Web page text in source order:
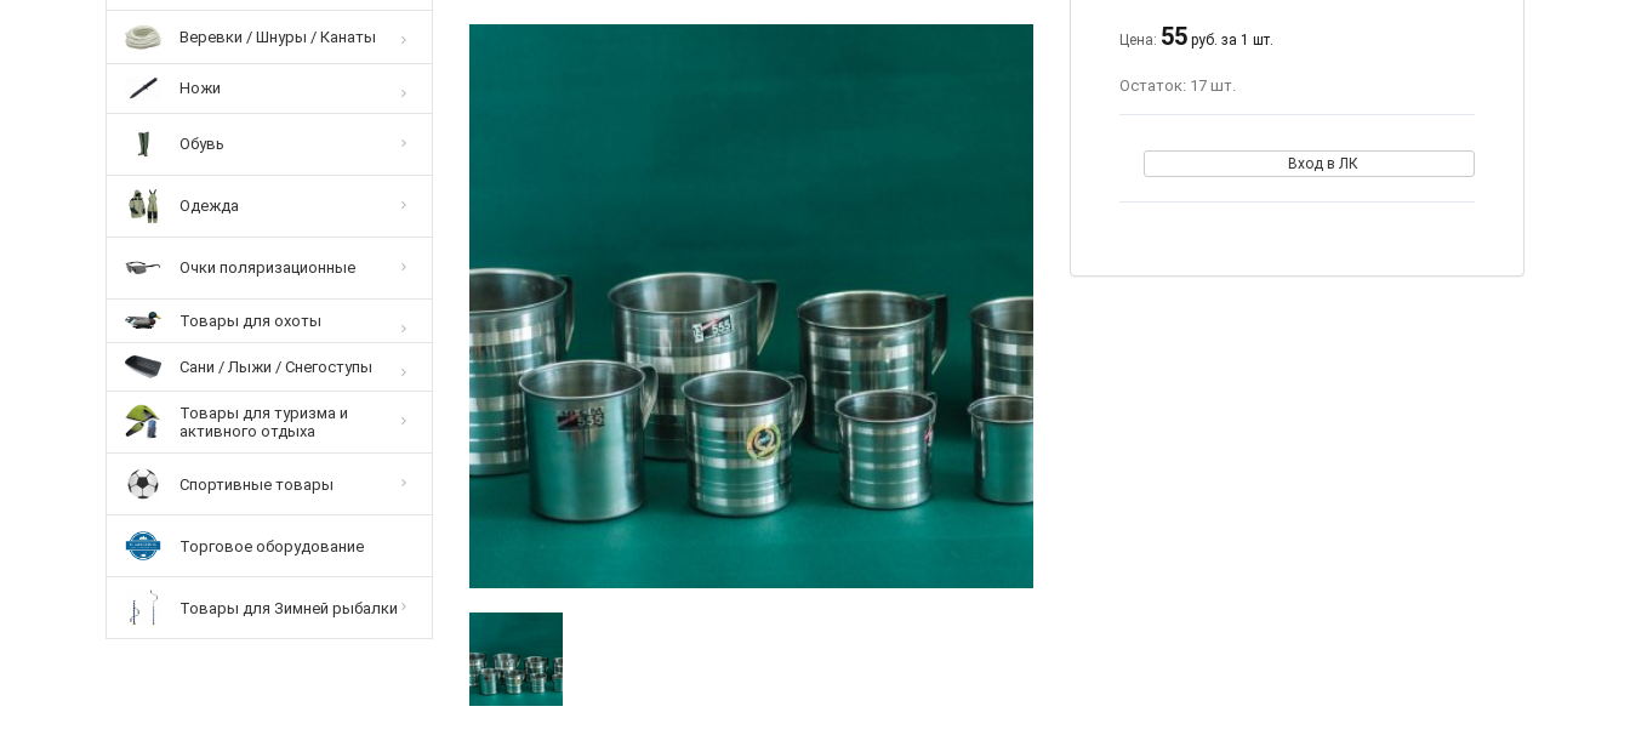
Веревки / Шнуры / Канаты
Ножи
Обувь
Одежда
Очки поляризационные
Товары для охоты
Сани / Лыжи / Снегоступы
Товары для туризма и
активного отдыха
Спортивные товары
Торговое оборудование
Товары для Зимней рыбалки
Цена: 55 руб. за 1 шт.
Остаток: 17 шт.
Вход в ЛК